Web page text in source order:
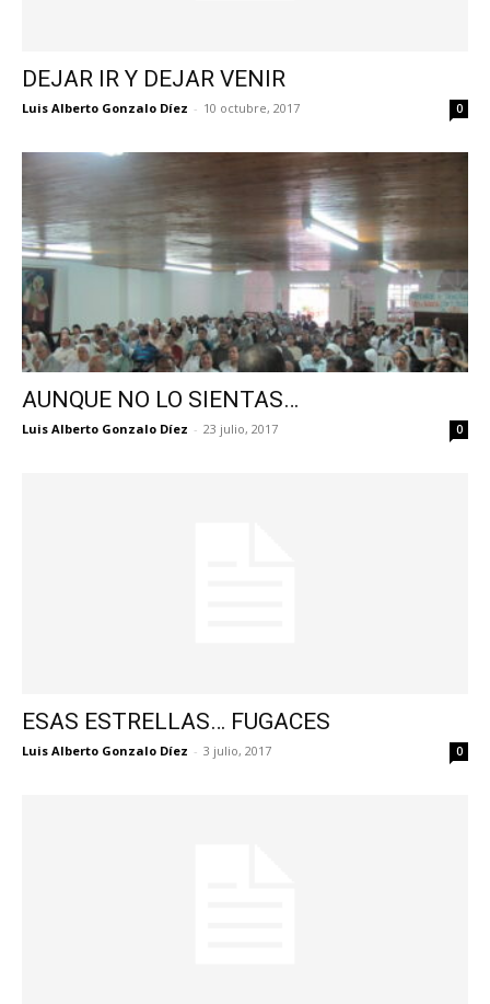
DEJAR IR Y DEJAR VENIR
Luis Alberto Gonzalo Díez - 10 octubre, 2017 0
AUNQUE NO LO SIENTAS…
Luis Alberto Gonzalo Díez - 23 julio, 2017 0
ESAS ESTRELLAS… FUGACES
Luis Alberto Gonzalo Díez - 3 julio, 2017 0